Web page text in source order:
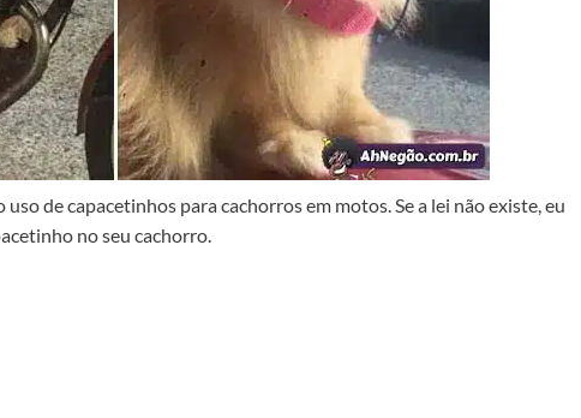
de capacetinhos para cachorros em motos. Se a lei não existe, eu
no seu cachorro.